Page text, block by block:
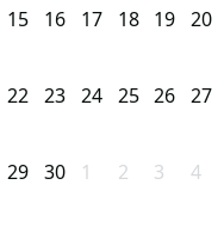
15 16 17 18 19 20
22 23 24 25 26 27
29 30 1 2 3 4